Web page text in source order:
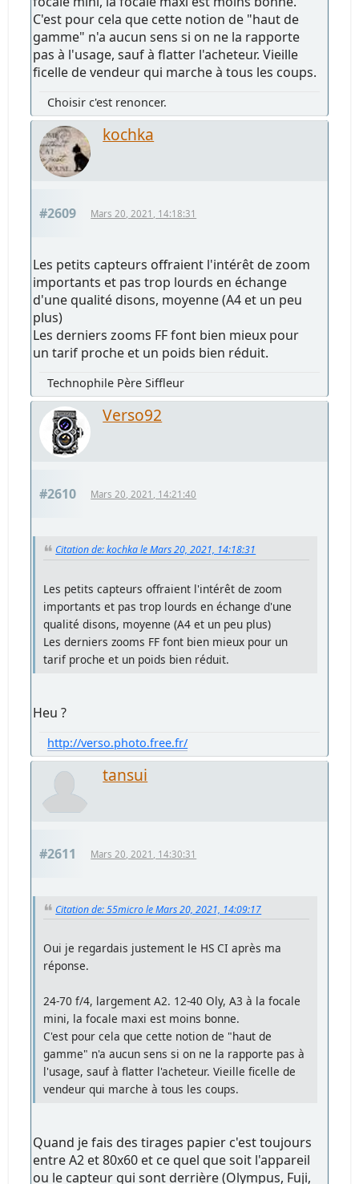
C'est pour cela que cette notion de "haut de
gamme" n'a aucun sens si on ne la rapporte
pas à l'usage, sauf à flatter l'acheteur. Vieille
ficelle de vendeur qui marche à tous les coups.
Choisir c'est renoncer.
kochka
#2609 Mars 20, 2021, 14:18:31
Les petits capteurs offraient l'intérêt de zoom
importants et pas trop lourds en échange
d'une qualité disons, moyenne (A4 et un peu
plus)
Les derniers zooms FF font bien mieux pour
un tarif proche et un poids bien réduit.
Technophile Père Siffleur
Verso92
#2610 Mars 20, 2021, 14:21:40
Citation de: kochka le Mars 20, 2021, 14:18:31
Les petits capteurs offraient l'intérêt de zoom
importants et pas trop lourds en échange d'une
qualité disons, moyenne (A4 et un peu plus)
Les derniers zooms FF font bien mieux pour un
tarif proche et un poids bien réduit.
Heu ?
http://verso.photo.free.fr/
tansui
#2611 Mars 20, 2021, 14:30:31
Citation de: 55micro le Mars 20, 2021, 14:09:17
Oui je regardais justement le HS CI après ma
réponse.
24-70 f/4, largement A2. 12-40 Oly, A3 à la focale
mini, la focale maxi est moins bonne.
C'est pour cela que cette notion de "haut de
gamme" n'a aucun sens si on ne la rapporte pas à
l'usage, sauf à flatter l'acheteur. Vieille ficelle de
vendeur qui marche à tous les coups.
Quand je fais des tirages papier c'est toujours
entre A2 et 80x60 et ce quel que soit l'appareil
ou le capteur qui sont derrière (Olympus, Fuji,